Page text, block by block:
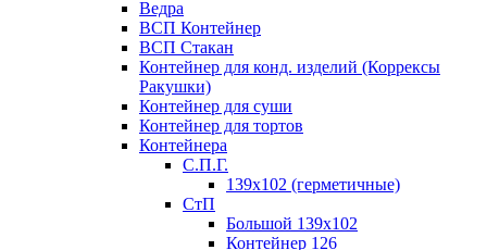
Ведра
ВСП Контейнер
ВСП Стакан
Контейнер для конд. изделий (Коррексы
Ракушки)
Контейнер для суши
Контейнер для тортов
Контейнера
С.П.Г.
139х102 (герметичные)
СтП
Большой 139х102
Контейнер 126